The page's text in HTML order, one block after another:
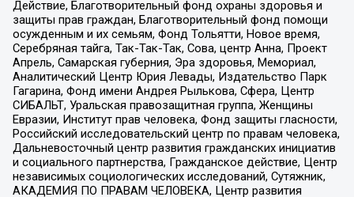
Действие, Благотворительный фонд охраны здоровья и
защиты прав граждан, Благотворительный фонд помощи
осужденным и их семьям, Фонд Тольятти, Новое время,
Серебряная тайга, Так-Так-Так, Сова, центр Анна, Проект
Апрель, Самарская губерния, Эра здоровья, Мемориал,
Аналитический Центр Юрия Левады, Издательство Парк
Гагарина, Фонд имени Андрея Рылькова, Сфера, Центр
СИБАЛЬТ, Уральская правозащитная группа, Женщины
Евразии, Институт прав человека, Фонд защиты гласности,
Российский исследовательский центр по правам человека,
Дальневосточный центр развития гражданских инициатив
и социального партнерства, Гражданское действие, Центр
независимых социологических исследований, Сутяжник,
АКАДЕМИЯ ПО ПРАВАМ ЧЕЛОВЕКА, Центр развития